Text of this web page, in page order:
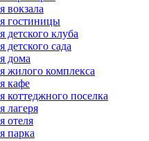
вокзала
гостиницы
детского клуба
детского сада
дома
жилого комплекса
кафе
коттеджного поселка
лагеря
отеля
парка